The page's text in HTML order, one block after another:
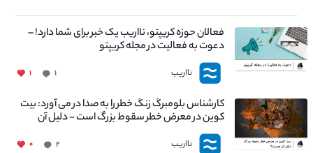
فعالان حوزه کریپتو، نااریب یک خبر برای شما دارد! –
دعوت به فعالیت در مجله کریپتو
نااریب ۱ ۱
کارشناس بلومبرگ زنگ خطر را به صدا در می آورد: بیت
کوین در معرض خطر سقوط بزرگ است - دلیل آن
چیست؟
نااریب ۲ ۰